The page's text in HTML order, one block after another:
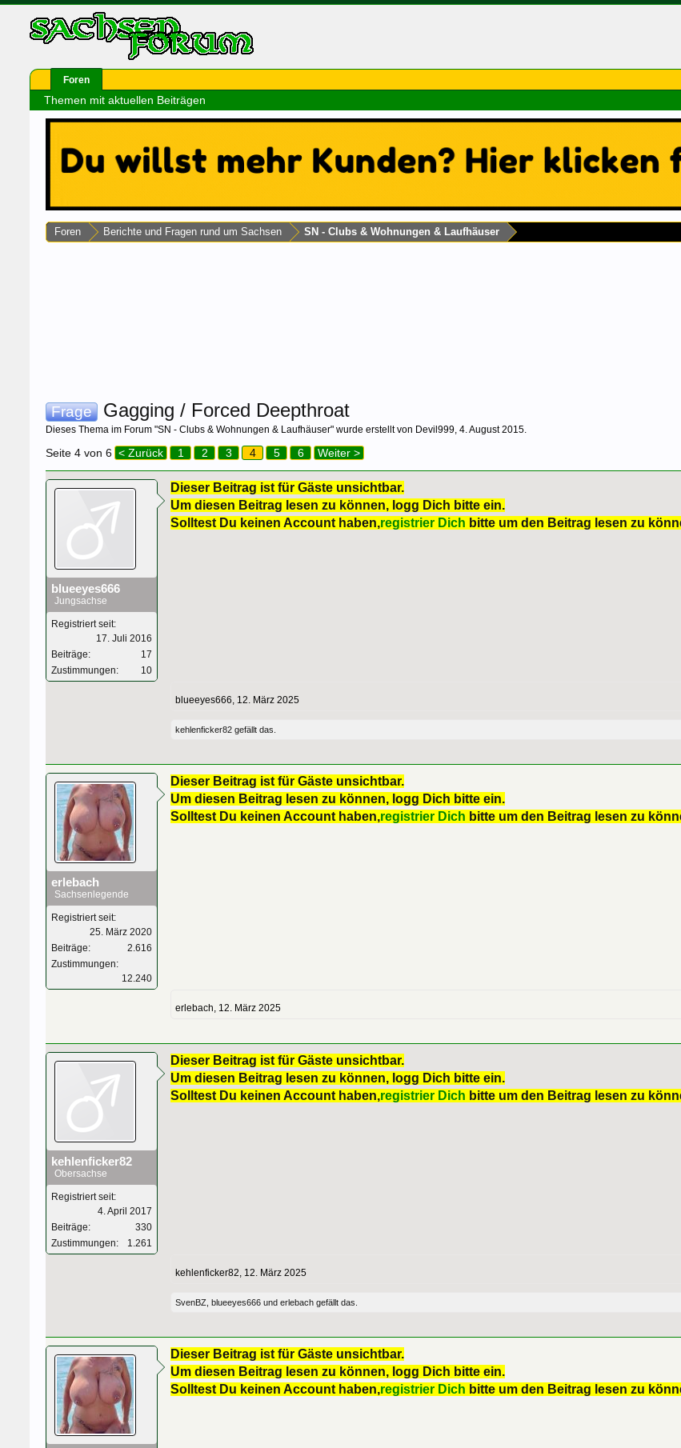
Foren Berichte und Fragen rund um Sachsen SN - Clubs & Wohnungen & Laufhäuser
Frage Gagging / Forced Deepthroat
Dieses Thema im Forum "SN - Clubs & Wohnungen & Laufhäuser" wurde erstellt von Devil999, 4. August 2015.
Seite 4 von 6 < Zurück 1 2 3 4 5 6 Weiter >
blueeyes666
Jungsachse
Registriert seit:
17. Juli 2016
Beiträge:
17
Zustimmungen:
10
Dieser Beitrag ist für Gäste unsichtbar.
Um diesen Beitrag lesen zu können, logg Dich bitte ein.
Solltest Du keinen Account haben,registrier Dich bitte um den Beitrag lesen zu
blueeyes666, 12. März 2025
kehlenficker82 gefällt das.
erlebach
Sachsenlegende
Registriert seit:
25. März 2020
Beiträge:
2.616
Zustimmungen:
12.240
Dieser Beitrag ist für Gäste unsichtbar.
Um diesen Beitrag lesen zu können, logg Dich bitte ein.
Solltest Du keinen Account haben,registrier Dich bitte um den Beitrag lesen zu
erlebach, 12. März 2025
kehlenficker82
Obersachse
Registriert seit:
4. April 2017
Beiträge:
330
Zustimmungen:
1.261
Dieser Beitrag ist für Gäste unsichtbar.
Um diesen Beitrag lesen zu können, logg Dich bitte ein.
Solltest Du keinen Account haben,registrier Dich bitte um den Beitrag lesen zu
kehlenficker82, 12. März 2025
SvenBZ blueeyes666 und erlebach gefällt das.
Dieser Beitrag ist für Gäste unsichtbar.
Um diesen Beitrag lesen zu können, logg Dich bitte ein.
Solltest Du keinen Account haben,registrier Dich bitte um den Beitrag lesen zu
Foren
Themen mit aktuellen Beiträgen